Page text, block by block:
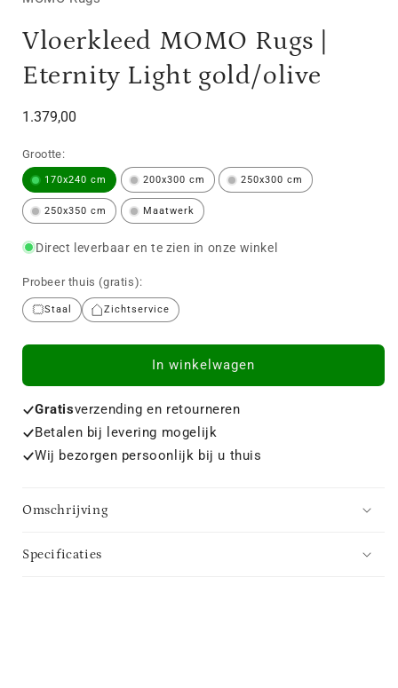
Vloerkleed MOMO Rugs |
Eternity Light gold/olive
Normale
1.379,00
Grootte:
170x240 cm 200x300 cm 250x300 cm
250x350 cm Maatwerk
Direct leverbaar en te zien in onze winkel
Probeer thuis (gratis):
Staal Zichtservice
In winkelwagen
Gratisverzending en retourneren
Betalen bij levering mogelijk
Wij bezorgen persoonlijk bij u thuis
Omschrijving
Specificaties